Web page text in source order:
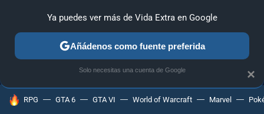
MENÚ NUEVO
GUÍAS Y TRUCOS PC SONY
HOY SE HABLA DE
RPG GTA 6 GTA VI World of Warcraft Marvel
×
Ya puedes ver más de Vida Extra en Google
Añádenos como fuente preferida
Solo necesitas una cuenta de Google